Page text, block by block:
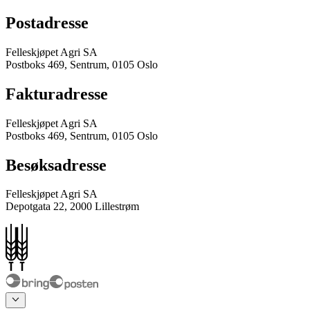
Postadresse
Felleskjøpet Agri SA
Postboks 469, Sentrum, 0105 Oslo
Fakturadresse
Felleskjøpet Agri SA
Postboks 469, Sentrum, 0105 Oslo
Besøksadresse
Felleskjøpet Agri SA
Depotgata 22, 2000 Lillestrøm